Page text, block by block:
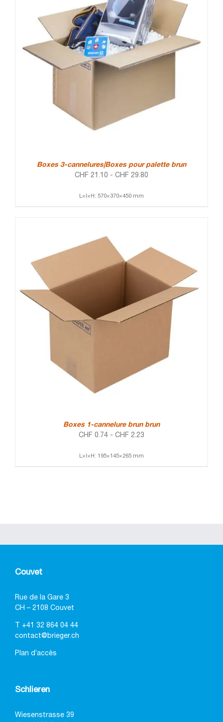
Boxes 3-cannelures|Boxes pour palette brun
CHF 21.10 - CHF 29.80
L×l×H: 570×370×450 mm
Boxes 1-cannelure brun brun
CHF 0.74 - CHF 2.23
L×l×H: 195×145×265 mm
Couvet
Rue de la Gare 3
CH – 2108 Couvet
+41 32 864 04 44
contact@brieger.ch
Plan d’accès
Schlieren
Wiesenstrasse 39